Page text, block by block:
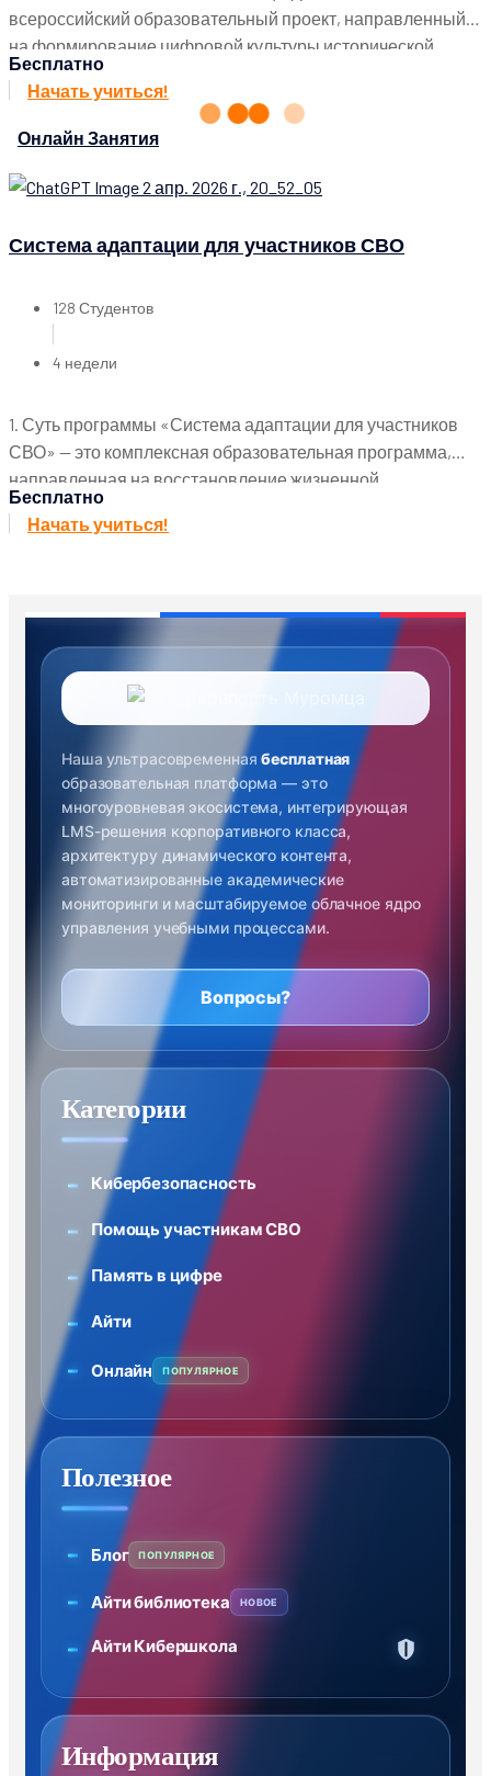
всероссийский образовательный проект, направленный
на формирование цифровой культуры исторической
памяти, сохранение семейного наследия и укрепление
патриотических ценностей через личное участие
граждан...
Бесплатно
Начать учиться!
Онлайн Занятия
Система адаптации для участников СВО
128 Студентов
4 недели
1. Суть программы «Система адаптации для участников
СВО» — это комплексная образовательная программа,
направленная на восстановление жизненной
устойчивости, социальной интеграции и
профессиональной самореализации граждан,
Бесплатно
Начать учиться!
Наша ультрасовременнаябесплатная
образовательная платформа — это
многоуровневая экосистема, интегрирующая
LMS-решения корпоративного класса,
архитектуру динамического контента,
автоматизированные академические
мониторинги и масштабируемое облачное ядро
управления учебными процессами.
Вопросы?
Категории
Кибербезопасность
Помощь участникам СВО
Память в цифре
Айти
Онлайн ПОПУЛЯРНОЕ
Полезное
Блог ПОПУЛЯРНОЕ
Айти библиотека НОВОЕ
Айти Кибершкола
Информация